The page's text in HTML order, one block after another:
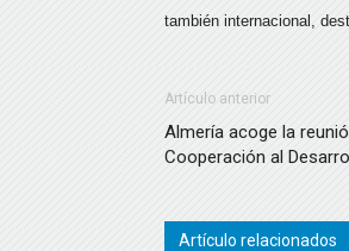
también internacional,
Artículo anterior
Almería acoge la
Cooperación al
Artículo relacionados